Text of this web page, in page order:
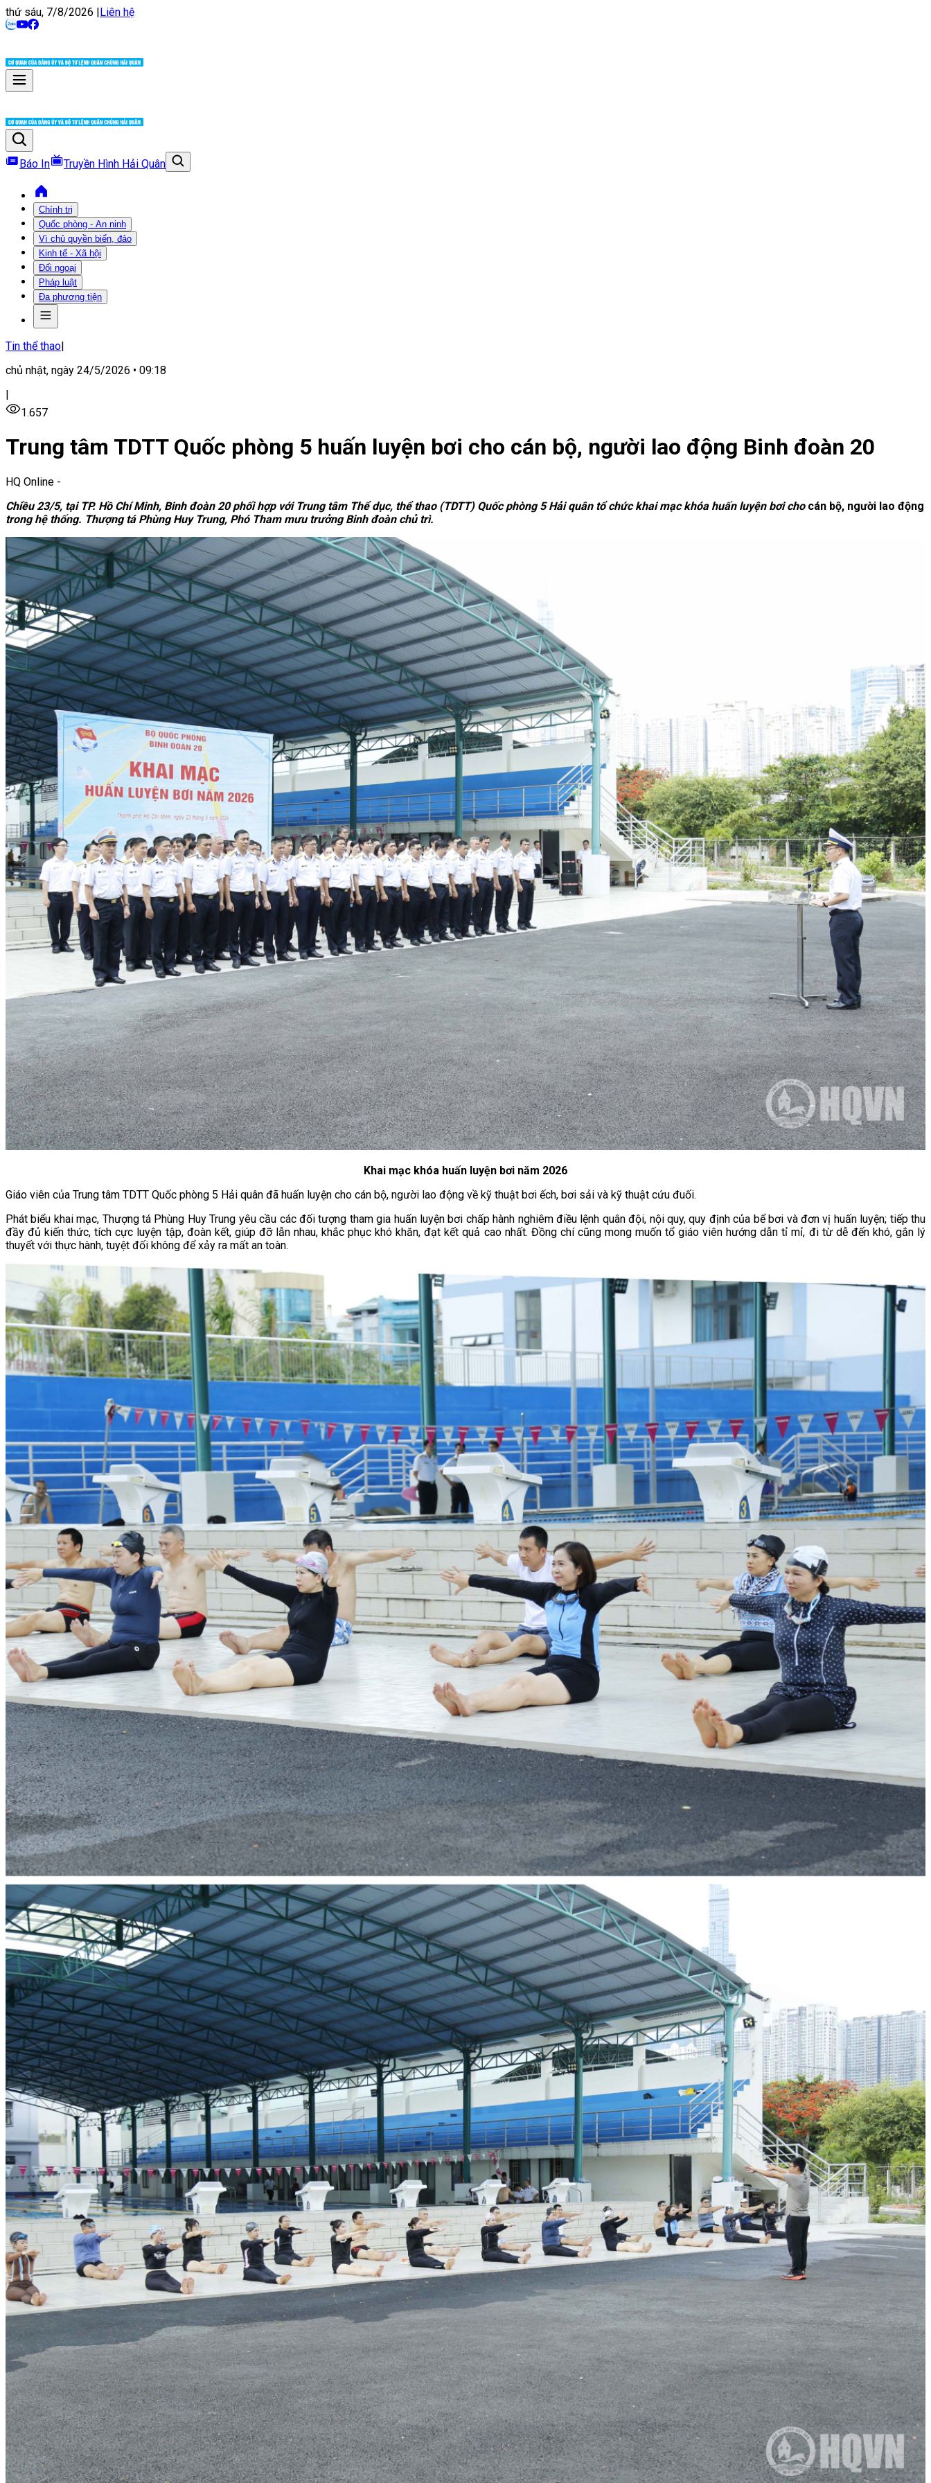
thứ sáu, 7/8/2026 |Liên hệ
Báo In Truyền Hình Hải Quân
Chính trị
Quốc phòng - An ninh
Vì chủ quyền biển, đảo
Kinh tế - Xã hội
Đối ngoại
Pháp luật
Đa phương tiện
Tin thể thao|
chủ nhật, ngày 24/5/2026 • 09:18
|
1.657
Trung tâm TDTT Quốc phòng 5 huấn luyện bơi cho cán bộ, người lao động Binh đoàn 20
HQ Online -
Chiều 23/5, tại TP. Hồ Chí Minh, Binh đoàn 20 phối hợp với Trung tâm Thể dục, thể thao (TDTT) Quốc phòng 5 Hải quân tổ chức khai mạc khóa huấn luyện bơi cho cán bộ, người lao động
trong hệ thống. Thượng tá Phùng Huy Trung, Phó Tham mưu trưởng Binh đoàn chủ trì.
Khai mạc khóa huấn luyện bơi năm 2026
Giáo viên của Trung tâm TDTT Quốc phòng 5 Hải quân đã huấn luyện cho cán bộ, người lao động về kỹ thuật bơi ếch, bơi sải và kỹ thuật cứu đuối.
Phát biểu khai mạc, Thượng tá Phùng Huy Trung yêu cầu các đối tượng tham gia huấn luyện bơi chấp hành nghiêm điều lệnh quân đội, nội quy, quy định của bể bơi và đơn vị huấn luyện; tiếp thu
đầy đủ kiến thức, tích cực luyện tập, đoàn kết, giúp đỡ lẫn nhau, khắc phục khó khăn, đạt kết quả cao nhất. Đồng chí cũng mong muốn tổ giáo viên hướng dẫn tỉ mỉ, đi từ dễ đến khó, gắn lý
thuyết với thực hành, tuyệt đối không để xảy ra mất an toàn.